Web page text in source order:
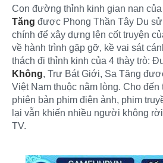
Con đường thỉnh kinh gian nan của
Tăng được Phong Thần Tây Du
chính để xây dựng lên cốt truyện
về hành trình gặp gỡ, kề vai sát
thách đi thỉnh kinh của 4 thày trò:
Không, Trư Bát Giới, Sa Tăng
Việt Nam thuộc nằm lòng. Cho
phiên bản phim điện ảnh, phim
lại vẫn khiến nhiều người không
TV.